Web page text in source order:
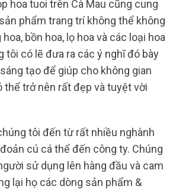
hoa tuoi trên Cà Mau cũng cung
phẩm trang trí không thể không
bồn hoa, lọ hoa và các loại hoa
tôi có lẽ đưa ra các ý nghĩ đó bày
tạo để giúp cho không gian
thể trở nên rất đẹp và tuyệt vời
tôi đến từ rất nhiều nghành
cú cá thể đến công ty. Chúng
sử dụng lên hàng đầu và cam
lại họ các dòng sản phẩm &